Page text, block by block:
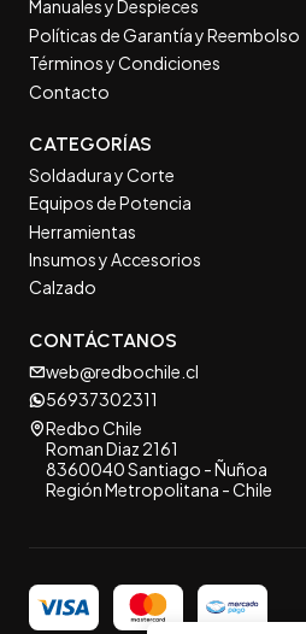
Manuales y Despieces
Políticas de Garantía y Reembolso
Términos y Condiciones
Contacto
CATEGORÍAS
Soldadura y Corte
Equipos de Potencia
Herramientas
Insumos y Accesorios
Calzado
CONTÁCTANOS
web@redbochile.cl
56937302311
Redbo Chile
Roman Diaz 2161
8360040 Santiago - Ñuñoa
Región Metropolitana - Chile